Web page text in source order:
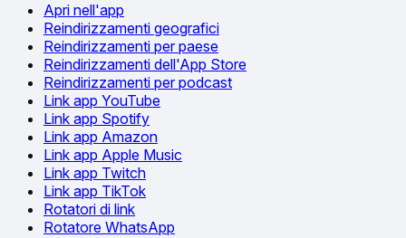
Apri nell'app
Reindirizzamenti geografici
Reindirizzamenti per paese
Reindirizzamenti dell'App Store
Reindirizzamenti per podcast
Link app YouTube
Link app Spotify
Link app Amazon
Link app Apple Music
Link app Twitch
Link app TikTok
Rotatori di link
Rotatore WhatsApp